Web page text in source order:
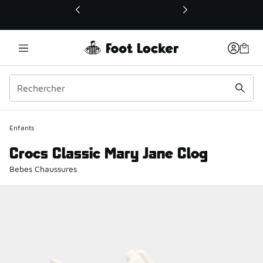
Ce lien ouvrira une nouvelle fenêtre
Enfants
Crocs Classic Mary Jane Clog
Bebes Chaussures